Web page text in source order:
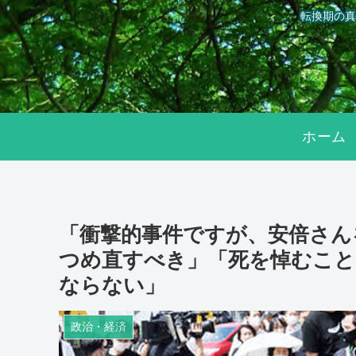
転換期の
ホーム
「衝撃的事件ですが、安倍さ
つめ直すべき」「死を悼むこ
ならない」
政治・経済